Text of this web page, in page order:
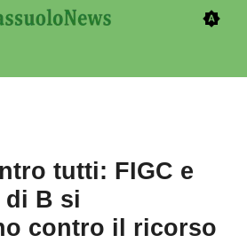
tutti: FIGC e
B si
contro il ricorso